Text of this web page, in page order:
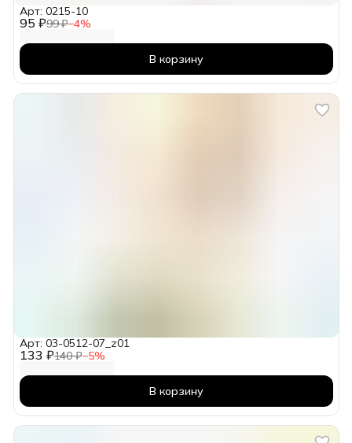
95 ₽99 ₽−4%
Арт: 0215-10
В корзину
133 ₽140 ₽−5%
Арт: 03-0512-07_z01
В корзину